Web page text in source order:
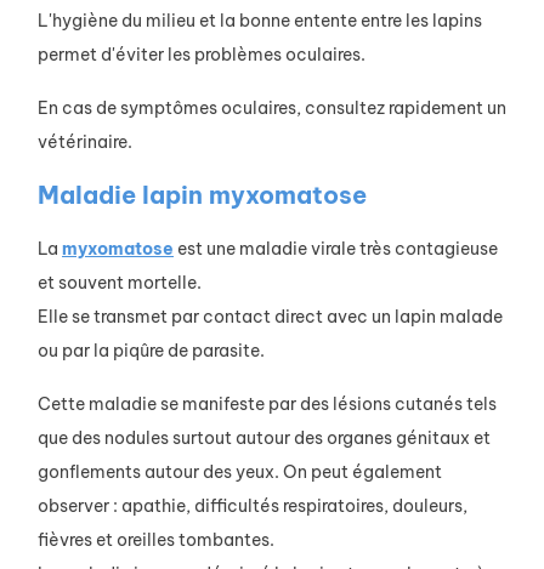
L'hygiène du milieu et la bonne entente entre les lapins
permet d'éviter les problèmes oculaires.
En cas de symptômes oculaires, consultez rapidement un
vétérinaire.
Maladie lapin myxomatose
La myxomatose est une maladie virale très contagieuse
et souvent mortelle.
Elle se transmet par contact direct avec un lapin malade
ou par la piqûre de parasite.
Cette maladie se manifeste par des lésions cutanés tels
que des nodules surtout autour des organes génitaux et
gonflements autour des yeux. On peut également
observer : apathie, difficultés respiratoires, douleurs,
fièvres et oreilles tombantes.